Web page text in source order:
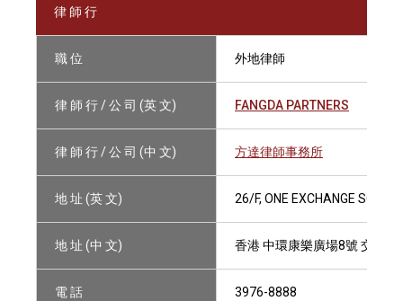
律 師 行
職 位 外地律師
律 師 行 / 公 司 (英 文) FANGDA PARTNERS
律 師 行 / 公 司 (中 文) 方達律師事務所
地 址 (英 文) 26/F, ONE EXCHANGE
地 址 (中 文) 香港 中環康樂廣場8號 交易廣
電 話 3976-8888